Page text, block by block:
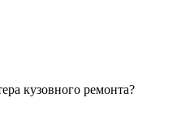
кузовного ремонта?